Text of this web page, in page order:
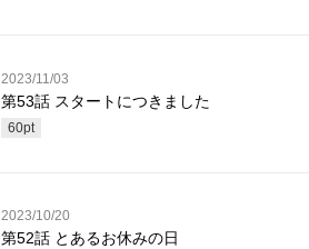
2023/11/03
第53話 スタートにつきました
60pt
2023/10/20
第52話 とあるお休みの日